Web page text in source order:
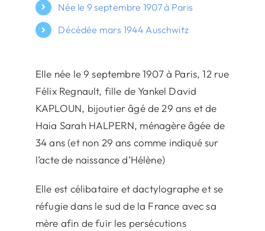
Née le 9 septembre 1907 à Paris
Décédée mars 1944 Auschwitz
Elle née le 9 septembre 1907 à Paris, 12 rue
Félix Regnault, fille de Yankel David
KAPLOUN, bijoutier âgé de 29 ans et de
Haia Sarah HALPERN, ménagère âgée de
34 ans (et non 29 ans comme indiqué sur
l’acte de naissance d’Hélène)
Elle est célibataire et dactylographe et se
réfugie dans le sud de la France avec sa
mère afin de fuir les persécutions